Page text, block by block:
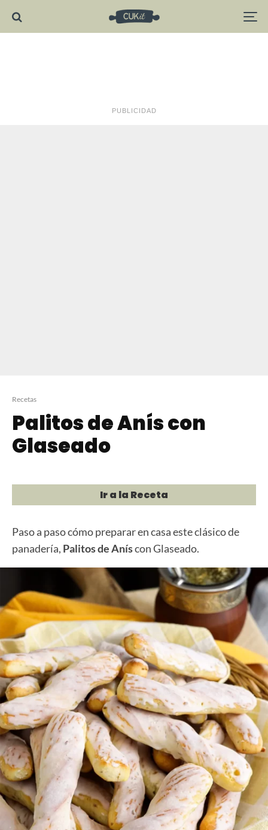
PUBLICIDAD
Recetas
Palitos de Anís con
Glaseado
Ir a la Receta
Paso a paso cómo preparar en casa este clásico de
panadería, Palitos de Aníscon Glaseado.